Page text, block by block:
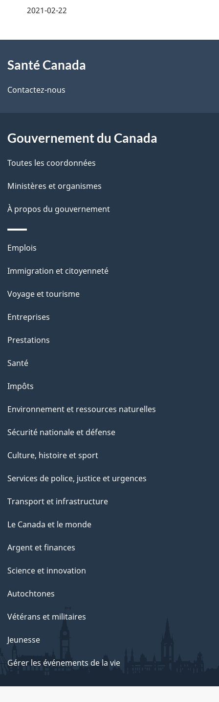
i
l
d
e
p
a
2021-02-22
propos
de
site
Santé Canada
Contactez-nous
Gouvernement du Canada
Toutes les coordonnées
Ministères et organismes
À propos du gouvernement
Thèmes
sujets
Emplois
Immigration et citoyenneté
Voyage et tourisme
Entreprises
Prestations
Santé
Impôts
Environnement et ressources naturelles
Sécurité nationale et défense
Culture, histoire et sport
Services de police, justice et urgences
Transport et infrastructure
Le Canada et le monde
Argent et finances
Science et innovation
Autochtones
Vétérans et militaires
Jeunesse
Gérer les événements de la vie